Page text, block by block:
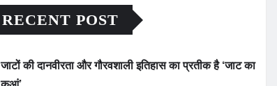
RECENT POST
जाटों की दानवीरता और गौरवशाली इतिहास का प्रतीक है ‘जाट का